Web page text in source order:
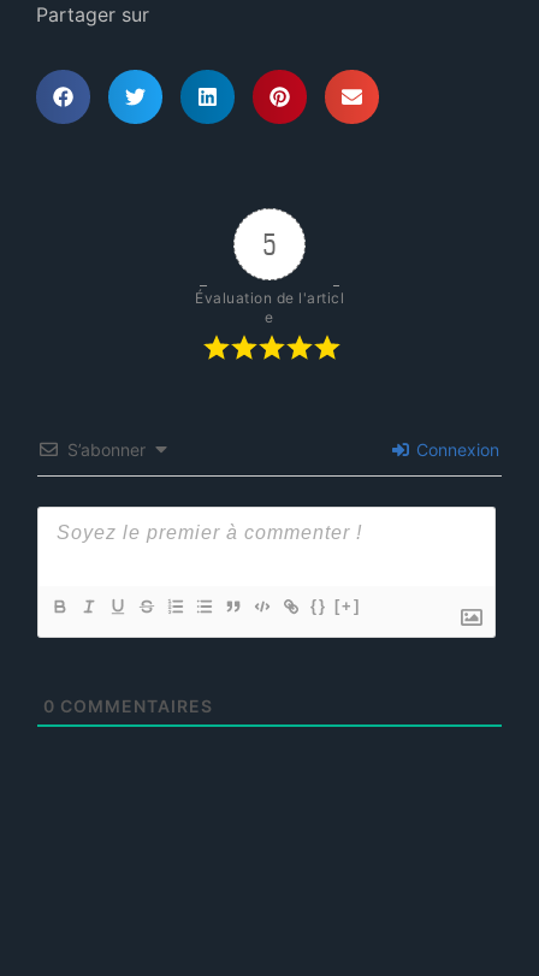
Partager sur
5
Évaluation de l'articl
e
S’abonner Connexion
{} [+]
0 COMMENTAIRES